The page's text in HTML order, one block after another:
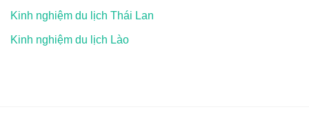
Kinh nghiệm du lịch Thái Lan
Kinh nghiệm du lịch Lào